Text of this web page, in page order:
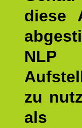
diese
zu
als